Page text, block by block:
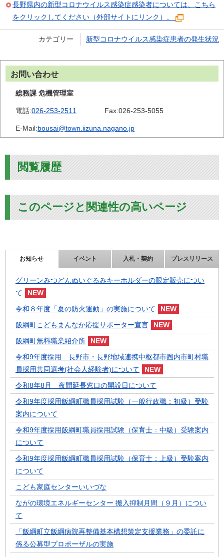
長野県内の新型コロナウイルス感染症感染者については、こちら
をクリックしてください（外部サイトにリンク）。
カテゴリー 新型コロナウイルス感染症患者の発生状況
お問い合わせ
総務課 危機管理室
電話:026-253-2511 Fax:026-253-5055
E-Mail:bousai@town.iizuna.nagano.jp
閲覧履歴
このページと関連性の高いページ
お知らせ イベント 入札・契約 プレスリリース
グリーンみつどんぬいぐるみキーホルダーの限定販売につい
て
令和８年度「夏の防火運動」の実施について
飯綱町こどもまんなか応援サポーター宣言
飯綱町無料職業紹介所
令和9年度採用 長野市・長野地域連携中枢都市圏内市町村職
員採用共同選考(社会人経験者)について
令和8年8月 夜間延長窓口の開設日について
令和9年度採用飯綱町職員採用試験（一般行政職：初級）受験
案内について
令和9年度採用飯綱町職員採用試験（保育士：中級）受験案内
について
令和9年度採用飯綱町職員採用試験（保育士：上級）受験案内
について
こども家庭センターいいづな
ながの環境エネルギーセンター 搬入抑制月間（９月）につい
て
「飯綱町立飯綱病院再整備基本構想策定支援業務」の委託に
係る公募型プロポーザルの実施